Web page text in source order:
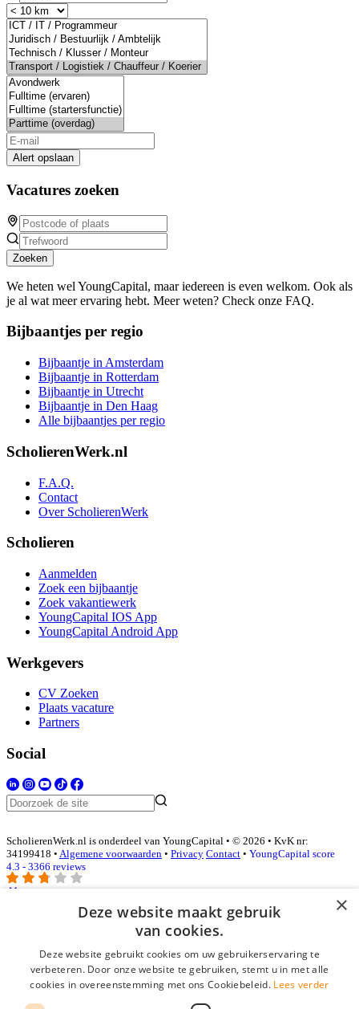
Alert opslaan
Vacatures zoeken
Zoeken
We heten wel YoungCapital, maar iedereen is even welkom. Ook als
je al wat meer ervaring hebt. Meer weten? Check onze FAQ.
Bijbaantjes per regio
Bijbaantje in Amsterdam
Bijbaantje in Rotterdam
Bijbaantje in Utrecht
Bijbaantje in Den Haag
Alle bijbaantjes per regio
ScholierenWerk.nl
F.A.Q.
Contact
Over ScholierenWerk
Scholieren
Aanmelden
Zoek een bijbaantje
Zoek vakantiewerk
YoungCapital IOS App
YoungCapital Android App
Werkgevers
CV Zoeken
Plaats vacature
Partners
Social
ScholierenWerk.nl is onderdeel van YoungCapital • © 2026 • KvK nr:
34199418 • Algemene voorwaarden • Privacy Contact • YoungCapital score
4.3 - 3366 reviews
E-mail*
Wachtwoord
×
Deze website maakt gebruik
van cookies.
Deze website gebruikt cookies om uw gebruikerservaring te
verbeteren. Door onze website te gebruiken, stemt u in met alle
cookies in overeenstemming met ons Cookiebeleid. Lees verder